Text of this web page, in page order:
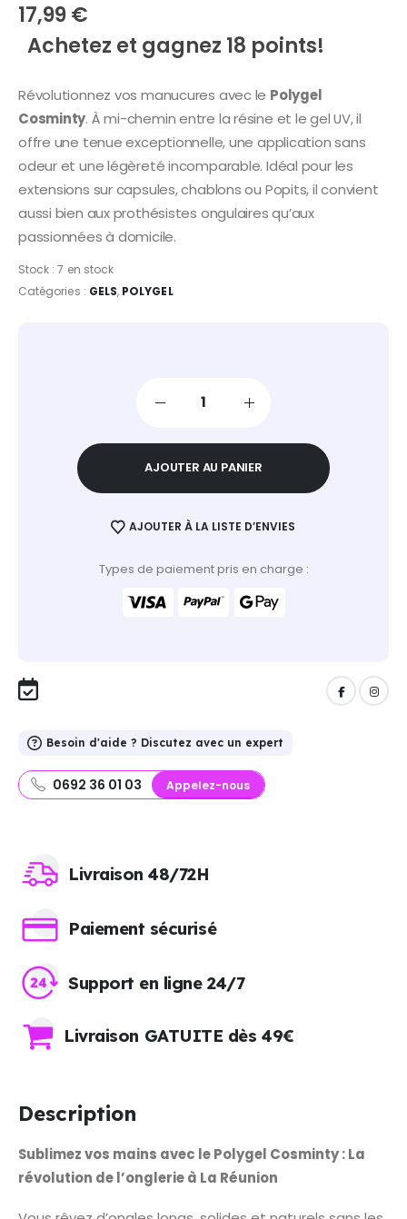
17,99€
Achetez et gagnez 18 points!
Révolutionnez vos manucures avec le Polygel
Cosminty. À mi-chemin entre la résine et le gel UV, il
offre une tenue exceptionnelle, une application sans
odeur et une légèreté incomparable. Idéal pour les
extensions sur capsules, chablons ou Popits, il convient
aussi bien aux prothésistes ongulaires qu’aux
passionnées à domicile.
Stock :7 en stock
Catégories : GELS, POLYGEL
AJOUTER AU PANIER
AJOUTER À LA LISTE D’ENVIES
Types de paiement pris en charge :
Besoin d'aide ? Discutez avec un expert
0692 36 01 03 Appelez-nous
Livraison 48/72H
Paiement sécurisé
Support en ligne 24/7
Livraison GATUITE dès 49€
Description
Sublimez vos mains avec le Polygel Cosminty : La
révolution de l’onglerie à La Réunion